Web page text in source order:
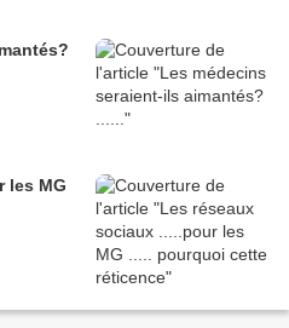
les MG